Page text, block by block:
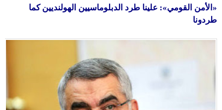
«الأمن القومي»: علينا طرد الدبلوماسيين الهولنديين كما
طردونا